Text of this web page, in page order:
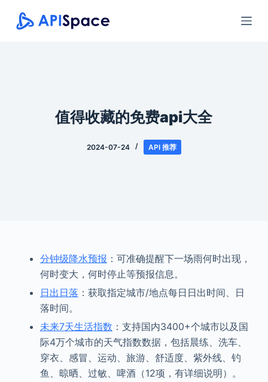
跳
过
值得收藏的免费api大全
2024-07-24 API 推荐
分钟级降水预报 ：可准确提醒下一场雨何时出现，
何时变大，何时停止等预报信息。
日出日落 ：获取指定城市/地点每日日出时间、日
落时间。
未来7天生活指数 ：支持国内3400+个城市以及国
际4万个城市的天气指数数据，包括晨练、洗车、
穿衣、感冒、运动、旅游、舒适度、紫外线、钓
鱼、晾晒、过敏、啤酒（12项，有详细说明）。